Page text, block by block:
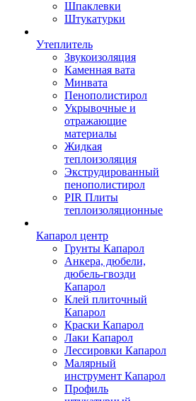
Шпаклевки
Штукатурки
Утеплитель
Звукоизоляция
Каменная вата
Минвата
Пенополистирол
Укрывочные и
отражающие
материалы
Жидкая
теплоизоляция
Экструдированный
пенополистирол
PIR Плиты
теплоизоляционные
Капарол центр
Грунты Капарол
Анкера, дюбели,
дюбель-гвозди
Капарол
Клей плиточный
Капарол
Краски Капарол
Лаки Капарол
Лессировки Капарол
Малярный
инструмент Капарол
Профиль